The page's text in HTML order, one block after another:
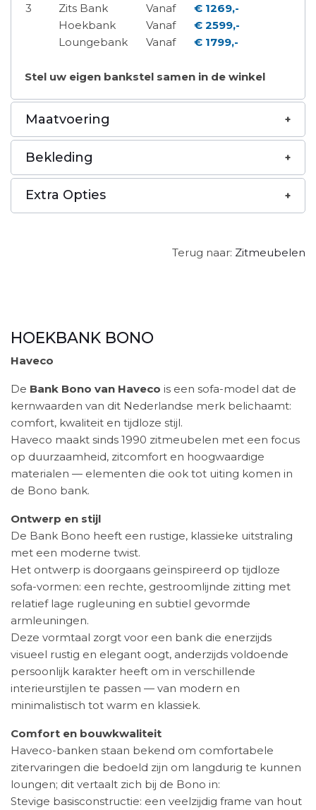
3
Zits Bank
Hoekbank
Loungebank
Vanaf
Vanaf
Vanaf
€ 1269,-
€ 2599,-
€ 1799,-
Stel uw eigen bankstel samen in de winkel
Maatvoering
Bekleding
Extra Opties
Terug naar: Zitmeubelen
HOEKBANK BONO
Haveco
De Bank Bono van Haveco is een sofa-model dat de
kernwaarden van dit Nederlandse merk belichaamt:
comfort, kwaliteit en tijdloze stijl.
Haveco maakt sinds 1990 zitmeubelen met een focus
op duurzaamheid, zitcomfort en hoogwaardige
materialen — elementen die ook tot uiting komen in
de Bono bank.
Ontwerp en stijl
De Bank Bono heeft een rustige, klassieke uitstraling
met een moderne twist.
Het ontwerp is doorgaans geïnspireerd op tijdloze
sofa-vormen: een rechte, gestroomlijnde zitting met
relatief lage rugleuning en subtiel gevormde
armleuningen.
Deze vormtaal zorgt voor een bank die enerzijds
visueel rustig en elegant oogt, anderzijds voldoende
persoonlijk karakter heeft om in verschillende
interieurstijlen te passen — van modern en
minimalistisch tot warm en klassiek.
Comfort en bouwkwaliteit
Haveco-banken staan bekend om comfortabele
zitervaringen die bedoeld zijn om langdurig te kunnen
loungen; dit vertaalt zich bij de Bono in:
Stevige basisconstructie: een veelzijdig frame van hout